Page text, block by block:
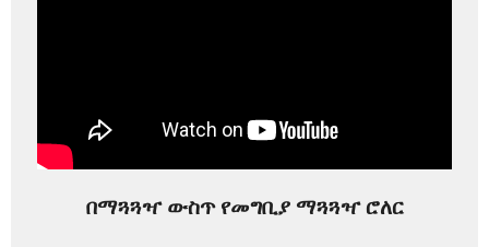
በማጓጓዣ ውስጥ የመግቢያ ማጓጓዣ ሮለር